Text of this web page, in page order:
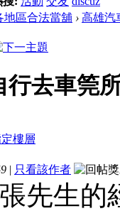
地區合法當舖 › 高雄汽
行去車筦
| 只看該作者
生的